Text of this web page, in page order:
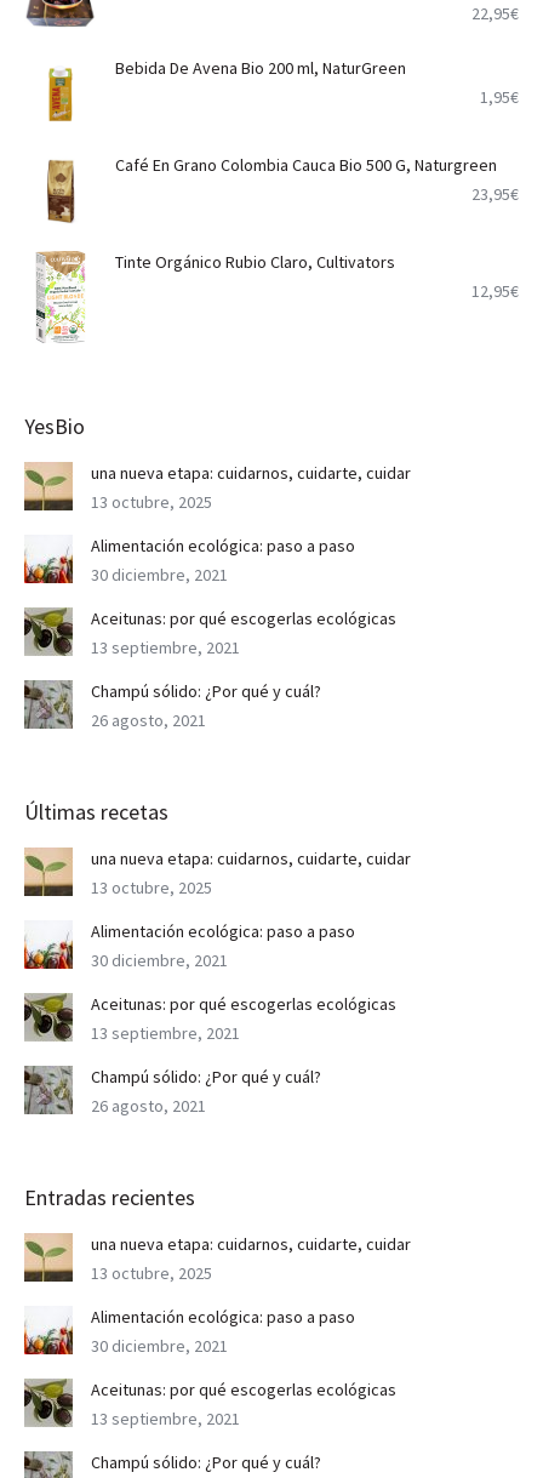
22,95€
Bebida De Avena Bio 200 ml, NaturGreen
1,95€
Café En Grano Colombia Cauca Bio 500 G, Naturgreen
23,95€
Tinte Orgánico Rubio Claro, Cultivators
12,95€
YesBio
una nueva etapa: cuidarnos, cuidarte, cuidar
13 octubre, 2025
Alimentación ecológica: paso a paso
30 diciembre, 2021
Aceitunas: por qué escogerlas ecológicas
13 septiembre, 2021
Champú sólido: ¿Por qué y cuál?
26 agosto, 2021
Últimas recetas
una nueva etapa: cuidarnos, cuidarte, cuidar
13 octubre, 2025
Alimentación ecológica: paso a paso
30 diciembre, 2021
Aceitunas: por qué escogerlas ecológicas
13 septiembre, 2021
Champú sólido: ¿Por qué y cuál?
26 agosto, 2021
Entradas recientes
una nueva etapa: cuidarnos, cuidarte, cuidar
13 octubre, 2025
Alimentación ecológica: paso a paso
30 diciembre, 2021
Aceitunas: por qué escogerlas ecológicas
13 septiembre, 2021
Champú sólido: ¿Por qué y cuál?